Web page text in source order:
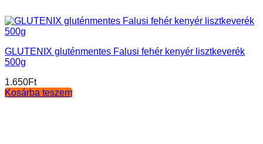
GLUTENIX gluténmentes Falusi fehér kenyér lisztkeverék
500g
1.650Ft
Kosárba teszem